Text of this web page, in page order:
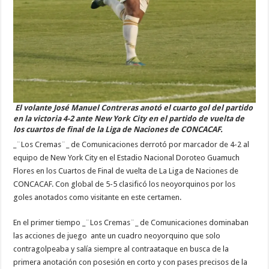
El volante José Manuel Contreras anotó el cuarto gol del partido
en la victoria 4-2 ante New York City en el partido de vuelta de
los cuartos de final de la Liga de Naciones de CONCACAF.
_¨Los Cremas¨_ de Comunicaciones derrotó por marcador de 4-2 al
equipo de New York City en el Estadio Nacional Doroteo Guamuch
Flores en los Cuartos de Final de vuelta de La Liga de Naciones de
CONCACAF. Con global de 5-5 clasificó los neoyorquinos por los
goles anotados como visitante en este certamen.
En el primer tiempo _¨Los Cremas¨_ de Comunicaciones dominaban
las acciones de juego ante un cuadro neoyorquino que solo
contragolpeaba y salía siempre al contraataque en busca de la
primera anotación con posesión en corto y con pases precisos de la